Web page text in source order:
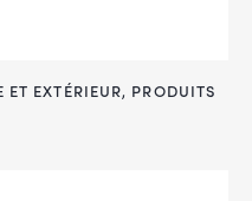
ET EXTÉRIEUR, PRODUITS